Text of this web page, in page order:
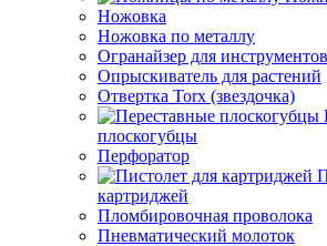
Ножовка
Ножовка по металлу
Огранайзер для инструментов
Опрыскиватель для растений
Отвертка Torx (звездочка)
плоскогубцы
Перфоратор
картриджей
Пломбировочная проволока
Пневматический молоток